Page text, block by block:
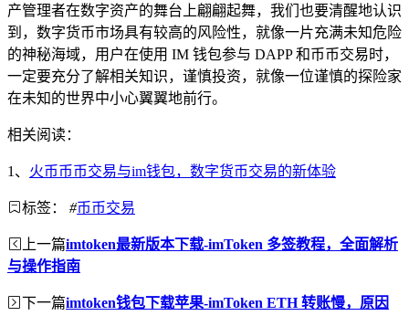
产管理者在数字资产的舞台上翩翩起舞，我们也要清醒地认识
到，数字货币市场具有较高的风险性，就像一片充满未知危险
的神秘海域，用户在使用 IM 钱包参与 DAPP 和币币交易时，
一定要充分了解相关知识，谨慎投资，就像一位谨慎的探险家
在未知的世界中小心翼翼地前行。
相关阅读：
1、 火币币币交易与im钱包，数字货币交易的新体验
标签： #币币交易
上一篇imtoken最新版本下载-imToken 多签教程，全面解析
与操作指南
下一篇imtoken钱包下载苹果-imToken ETH 转账慢，原因